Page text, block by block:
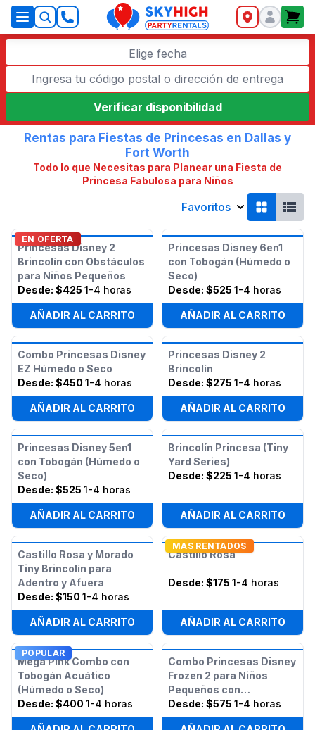
SkyHigh Logo
Elige fecha
Verificar disponibilidad
Rentas para Fiestas de Princesas en Dallas y
Fort Worth
Todo lo que Necesitas para Planear una Fiesta de
Princesa Fabulosa para Niños
Favoritos
EN OFERTA
Princesas Disney 2
Brincolín con Obstáculos
para Niños Pequeños
Desde: $425 1-4 horas
AÑADIR AL CARRITO
Princesas Disney 6en1
con Tobogán (Húmedo o
Seco)
Desde: $525 1-4 horas
AÑADIR AL CARRITO
Combo Princesas Disney
EZ Húmedo o Seco
Desde: $450 1-4 horas
AÑADIR AL CARRITO
Princesas Disney 2
Brincolín
Desde: $275 1-4 horas
AÑADIR AL CARRITO
Princesas Disney 5en1
con Tobogán (Húmedo o
Seco)
Desde: $525 1-4 horas
AÑADIR AL CARRITO
Brincolín Princesa (Tiny
Yard Series)
Desde: $225 1-4 horas
AÑADIR AL CARRITO
Castillo Rosa y Morado
Tiny Brincolín para
Adentro y Afuera
Desde: $150 1-4 horas
AÑADIR AL CARRITO
MAS RENTADOS
Castillo Rosa
Desde: $175 1-4 horas
AÑADIR AL CARRITO
POPULAR
Mega Pink Combo con
Tobogán Acuático
(Húmedo o Seco)
Desde: $400 1-4 horas
Combo Princesas Disney
Frozen 2 para Niños
Pequeños con
Obstáculos
Desde: $575 1-4 horas